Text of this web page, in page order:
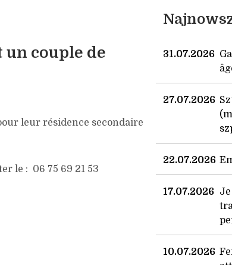
couple de
leur résidence secondaire
le : 06 75 69 21 53
31.07.2026
27.07.2026
22.07.2026
17.07.2026
10.07.2026